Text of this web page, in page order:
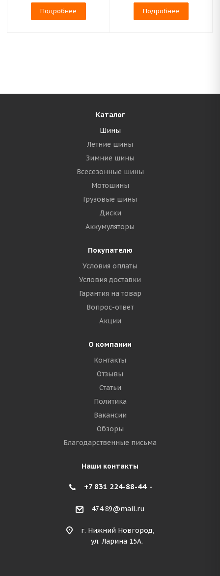
Подробнее Подробнее
Каталог
Шины
Летние шины
Зимние шины
Всесезонные шины
Мотошины
Грузовые шины
Диски
Аккумуляторы
Покупателю
Условия оплаты
Условия доставки
Гарантия на товар
Вопрос-ответ
Акции
О компании
Контакты
Отзывы
Статьи
Политика
Вакансии
Обзоры
Благодарственные письма
Наши контакты
+7 831 224-88-44
474.89@mail.ru
г. Нижний Новгород,
ул. Ларина 15А.